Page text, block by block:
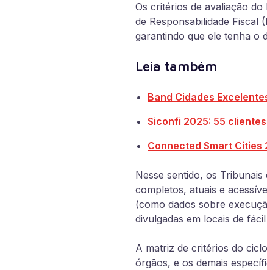
Os critérios de avaliação
de Responsabilidade Fiscal
garantindo que ele tenha o
Leia também
Band Cidades
Siconfi 2025: 55
Connected Smart Cities
Nesse sentido, os
completos, atuais e
(como dados sobre
divulgadas em locais de
A matriz de critérios do
órgãos, e os demais